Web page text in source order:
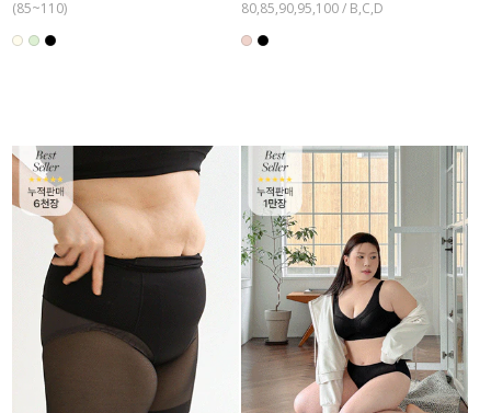
(85~110) 80,85,90,95,100 / B,C,D